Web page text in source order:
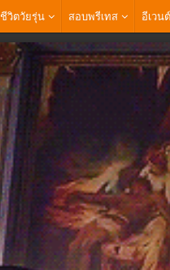
ชีวิตวัยรุ่น สอบพรีเทส อีเวน